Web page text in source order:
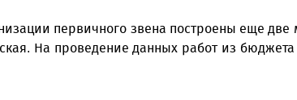
первичного звена построены еще
На проведение данных работ из бюджета